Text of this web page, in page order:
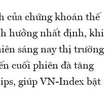
của chứng khoán thế
hưởng nhất định, khi
sáng nay thị trường
cuối phiên đà tăng
giúp VN-Index bật